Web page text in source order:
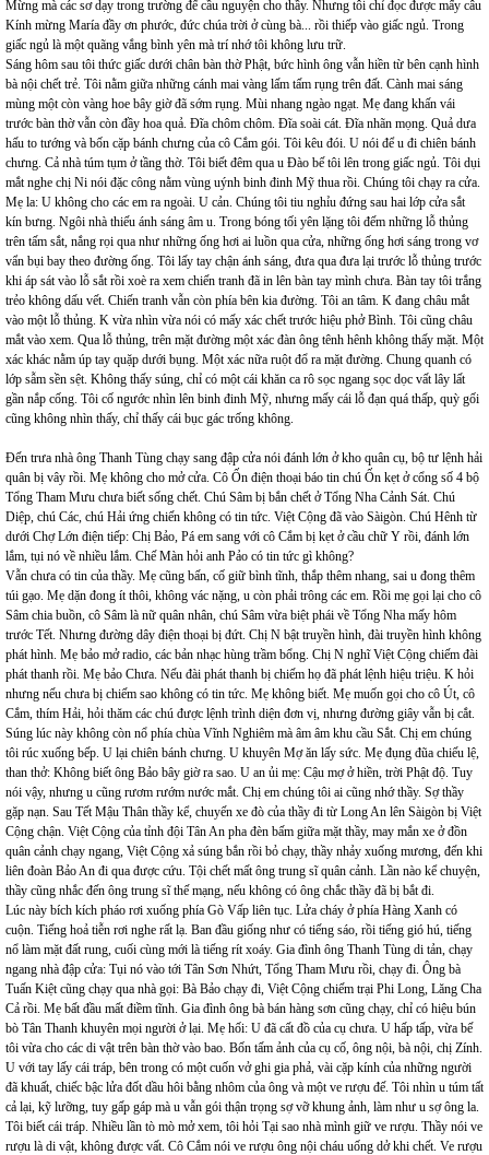
Mừng mà các sơ dạy trong trường để cầu nguyện cho thầy. Nhưng tôi chỉ đọc được mấy câu
Kính mừng María đầy ơn phước, đức chúa trời ở cùng bà... rồi thiếp vào giấc ngủ. Trong
giấc ngủ là một quãng vắng bình yên mà trí nhớ tôi không lưu trữ.
Sáng hôm sau tôi thức giấc dưới chân bàn thờ Phật, bức hình ông vẫn hiền từ bên cạnh hình
bà nội chết trẻ. Tôi nằm giữa những cánh mai vàng lấm tấm rụng trên đất. Cành mai sáng
mùng một còn vàng hoe bây giờ đã sớm rụng. Mùi nhang ngào ngạt. Mẹ đang khấn vái
trước bàn thờ vẫn còn đầy hoa quả. Đĩa chôm chôm. Đĩa soài cát. Đĩa nhãn mọng. Quả dưa
hấu to tướng và bốn cặp bánh chưng của cô Cắm gói. Tôi kêu đói. U nói để u đi chiên bánh
chưng. Cả nhà túm tụm ở tầng thờ. Tôi biết đêm qua u Đào bế tôi lên trong giấc ngủ. Tôi dụi
mắt nghe chị Ni nói đặc công nằm vùng uýnh binh đinh Mỹ thua rồi. Chúng tôi chạy ra cửa.
Mẹ la: U không cho các em ra ngoài. U cản. Chúng tôi tiu nghỉu đứng sau hai lớp cửa sắt
kín bưng. Ngôi nhà thiếu ánh sáng âm u. Trong bóng tối yên lặng tôi đếm những lỗ thủng
trên tấm sắt, nắng rọi qua như những ống hơi ai luồn qua cửa, những ống hơi sáng trong vơ
vẩn bụi bay theo đường ống. Tôi lấy tay chận ánh sáng, đưa qua đưa lại trước lỗ thủng trước
khi áp sát vào lỗ sắt rồi xoè ra xem chiến tranh đã in lên bàn tay mình chưa. Bàn tay tôi trắng
trẻo không dấu vết. Chiến tranh vẫn còn phía bên kia đường. Tôi an tâm. K đang châu mắt
vào một lỗ thủng. K vừa nhìn vừa nói có mấy xác chết trước hiệu phở Bình. Tôi cũng châu
mắt vào xem. Qua lỗ thủng, trên mặt đường một xác đàn ông tênh hênh không thấy mặt. Một
xác khác nằm úp tay quặp dưới bụng. Một xác nữa ruột đổ ra mặt đường. Chung quanh có
lớp sẫm sền sệt. Không thấy súng, chỉ có một cái khăn ca rô sọc ngang sọc dọc vất lây lất
gần nắp cống. Tôi cố ngước nhìn lên binh đinh Mỹ, nhưng mấy cái lỗ đạn quá thấp, quỳ gối
cũng không nhìn thấy, chỉ thấy cái bục gác trống không.
Đến trưa nhà ông Thanh Tùng chạy sang đập cửa nói đánh lớn ở kho quân cụ, bộ tư lệnh hải
quân bị vây rồi. Mẹ không cho mở cửa. Cô Ốn điện thoại báo tin chú Ốn kẹt ở cổng số 4 bộ
Tổng Tham Mưu chưa biết sống chết. Chú Sâm bị bắn chết ở Tổng Nha Cảnh Sát. Chú
Diệp, chú Các, chú Hải ứng chiến không có tin tức. Việt Cộng đã vào Sàigòn. Chú Hênh từ
dưới Chợ Lớn điện tiếp: Chị Bảo, Pá em sang với cô Cắm bị kẹt ở cầu chữ Y rồi, đánh lớn
lắm, tụi nó về nhiều lắm. Chế Màn hỏi anh Pảo có tin tức gì không?
Vẫn chưa có tin của thầy. Mẹ cũng bấn, cố giữ bình tĩnh, thắp thêm nhang, sai u đong thêm
túi gạo. Mẹ dặn đong ít thôi, không vác nặng, u còn phải trông các em. Rồi mẹ gọi lại cho cô
Sâm chia buồn, cô Sâm là nữ quân nhân, chú Sâm vừa biệt phái về Tổng Nha mấy hôm
trước Tết. Nhưng đường dây điện thoại bị đứt. Chị N bật truyền hình, đài truyền hình không
phát hình. Mẹ bảo mở radio, các bản nhạc hùng trầm bổng. Chị N nghĩ Việt Cộng chiếm đài
phát thanh rồi. Mẹ bảo Chưa. Nếu đài phát thanh bị chiếm họ đã phát lệnh hiệu triệu. K hỏi
nhưng nếu chưa bị chiếm sao không có tin tức. Mẹ không biết. Mẹ muốn gọi cho cô Út, cô
Cắm, thím Hải, hỏi thăm các chú được lệnh trình diện đơn vị, nhưng đường giây vẫn bị cắt.
Súng lúc này không còn nổ phía chùa Vĩnh Nghiêm mà âm âm khu cầu Sắt. Chị em chúng
tôi rúc xuống bếp. U lại chiên bánh chưng. U khuyên Mợ ăn lấy sức. Mẹ đụng đũa chiếu lệ,
than thở: Không biết ông Bảo bây giờ ra sao. U an ủi mẹ: Cậu mợ ở hiền, trời Phật độ. Tuy
nói vậy, nhưng u cũng rươm rướm nước mắt. Chị em chúng tôi ai cũng nhớ thầy. Sợ thầy
gặp nạn. Sau Tết Mậu Thân thầy kể, chuyến xe đò của thầy đi từ Long An lên Sàigòn bị Việt
Cộng chận. Việt Cộng của tỉnh đội Tân An pha đèn bấm giữa mặt thầy, may mắn xe ở đồn
quân cảnh chạy ngang, Việt Cộng xả súng bắn rồi bỏ chạy, thầy nhảy xuống mương, đến khi
liên đoàn Bảo An đi qua được cứu. Tội chết mất ông trung sĩ quân cảnh. Lần nào kể chuyện,
thầy cũng nhắc đến ông trung sĩ thế mạng, nếu không có ông chắc thầy đã bị bắt đi.
Lúc này bích kích pháo rơi xuống phía Gò Vấp liên tục. Lửa cháy ở phía Hàng Xanh có
cuộn. Tiếng hoả tiễn rơi nghe rất lạ. Ban đầu giống như có tiếng sáo, rồi tiếng gió hú, tiếng
nổ làm mặt đất rung, cuối cùng mới là tiếng rít xoáy. Gia đình ông Thanh Tùng di tản, chạy
ngang nhà đập cửa: Tụi nó vào tới Tân Sơn Nhứt, Tổng Tham Mưu rồi, chạy đi. Ông bà
Tuấn Kiệt cũng chạy qua nhà gọi: Bà Bảo chạy đi, Việt Cộng chiếm trại Phi Long, Lăng Cha
Cả rồi. Mẹ bất đầu mất điềm tĩnh. Gia đình ông bà bán hàng sơn cũng chạy, chỉ có hiệu bún
bò Tân Thanh khuyên mọi người ở lại. Mẹ hối: U đã cất đồ của cụ chưa. U hấp tấp, vừa bế
tôi vừa cho các di vật trên bàn thờ vào bao. Bốn tấm ảnh của cụ cố, ông nội, bà nội, chị Zính.
U với tay lấy cái tráp, bên trong có một cuốn vở ghi gia phả, vài cặp kính của những người
đã khuất, chiếc bậc lửa đốt dầu hôi bằng nhôm của ông và một ve rượu đế. Tôi nhìn u túm tất
cả lại, kỹ lưỡng, tuy gấp gáp mà u vẫn gói thận trọng sợ vỡ khung ảnh, làm như u sợ ông la.
Tôi biết cái tráp. Nhiều lần tò mò mở xem, tôi hỏi Tại sao nhà mình giữ ve rượu. Thầy nói ve
rượu là di vật, không được vất. Cô Cắm nói ve rượu ông nội cháu uống dở khi chết. Ve rượu